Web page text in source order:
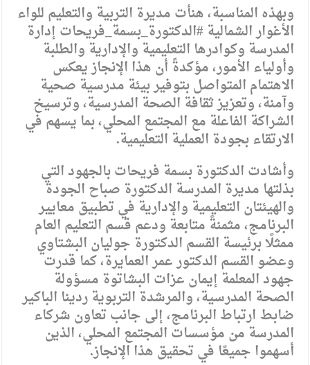
وبهذه المناسبة، هنأت مديرة التربية والتعليم للواء
الأغوار الشمالية #الدكتورة_بسمة_فريحات إدارة
المدرسة وكوادرها التعليمية والإدارية والطلبة
وأولياء الأمور، مؤكدةً أن هذا الإنجاز يعكس
الاهتمام المتواصل بتوفير بيئة مدرسية صحية
وآمنة، وتعزيز ثقافة الصحة المدرسية، وترسيخ
الشراكة الفاعلة مع المجتمع المحلي، بما يسهم في
الارتقاء بجودة العملية التعليمية.
وأشادت الدكتورة بسمة فريحات بالجهود التي
بذلتها مديرة المدرسة الدكتورة صباح الجودة
والهيئتان التعليمية والإدارية في تطبيق معايير
البرنامج، مثمنةً متابعة ودعم قسم التعليم العام
ممثلًا برئيسة القسم الدكتورة جوليان البشتاوي
وعضو القسم الدكتور عمر العمايرة، كما قدرت
جهود المعلمة إيمان عزات البشاتوة مسؤولة
الصحة المدرسية، والمرشدة التربوية ردينا الباكير
ضابط ارتباط البرنامج، إلى جانب تعاون شركاء
المدرسة من مؤسسات المجتمع المحلي، الذين
أسهموا جميعًا في تحقيق هذا الإنجاز.